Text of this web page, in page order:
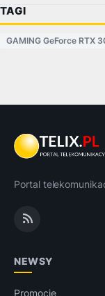
TAGI
GAMING GeForce RTX
Portal
NEWSY
Promocje